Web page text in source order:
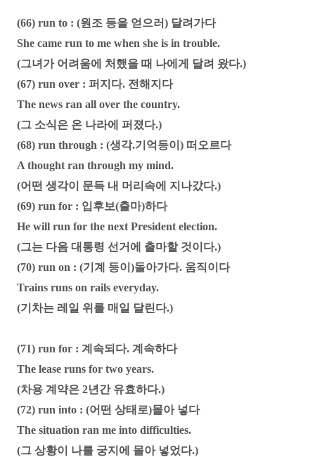
(66) run to : (원조 등을 얻으러) 달려가다
She came run to me when she is in trouble.
(그녀가 어려움에 처했을 때 나에게 달려 왔다.)
(67) run over : 퍼지다. 전해지다
The news ran all over the country.
(그 소식은 온 나라에 퍼졌다.)
(68) run through : (생각.기억등이) 떠오르다
A thought ran through my mind.
(어떤 생각이 문득 내 머리속에 지나갔다.)
(69) run for : 입후보(출마)하다
He will run for the next President election.
(그는 다음 대통령 선거에 출마할 것이다.)
(70) run on : (기계 등이)돌아가다. 움직이다
Trains runs on rails everyday.
(기차는 레일 위를 매일 달린다.)
(71) run for : 계속되다. 계속하다
The lease runs for two years.
(차용 계약은 2년간 유효하다.)
(72) run into : (어떤 상태로)몰아 넣다
The situation ran me into difficulties.
(그 상황이 나를 궁지에 몰아 넣었다.)